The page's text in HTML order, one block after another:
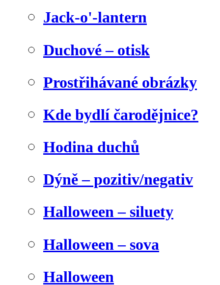
Jack-o'-lantern
Duchové – otisk
Prostřihávané obrázky
Kde bydlí čarodějnice?
Hodina duchů
Dýně – pozitiv/negativ
Halloween – siluety
Halloween – sova
Halloween